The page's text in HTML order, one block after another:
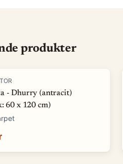
produkter
- Dhurry (antracit)
60 x 120 cm)